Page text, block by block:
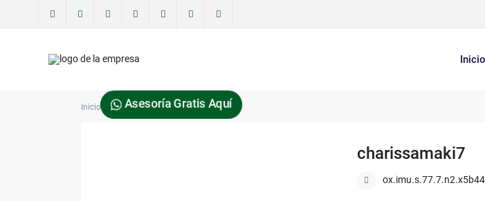
Inicio
Asesoría Gratis Aquí
Inicio charissamaki7
charissamaki7